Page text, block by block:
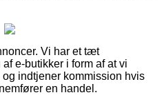
Vi har et tæt
e-butikker i form af at vi
indtjener kommission hvis
en handel.